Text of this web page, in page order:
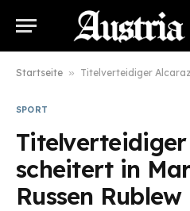
Startseite » Titelverteidiger Alcaraz
SPORT
Titelverteidiger
scheitert in
Russen Rublew